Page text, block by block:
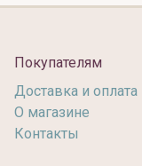
Покупателям
Доставка и оплата
О магазине
Контакты